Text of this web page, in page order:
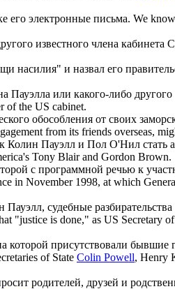
его электронные письма. We
известного члена
насилия" и назвал его
Пауэлла или какого-либо
of the US cabinet.
обособления от своих
from its friends overseas,
Колин Пауэлл и Пол О'Нил стать
Tony Blair and Gordon Brown.
с программной речью к
in November 1998, at which
Пауэлл, судебные
"justice is done," as US Secretary
которой присутствовали бывшие
of State Colin Powell, Henry
родителей, друзей и